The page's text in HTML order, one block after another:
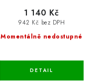
Momentálně nedostupné
942 Kč bez DPH
1 140 Kč